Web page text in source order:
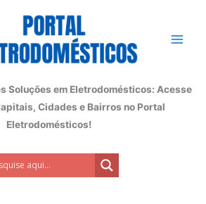
Soluções em Eletrodomésticos: Acesse
Cidades e Bairros no Portal
Eletrodomésticos!